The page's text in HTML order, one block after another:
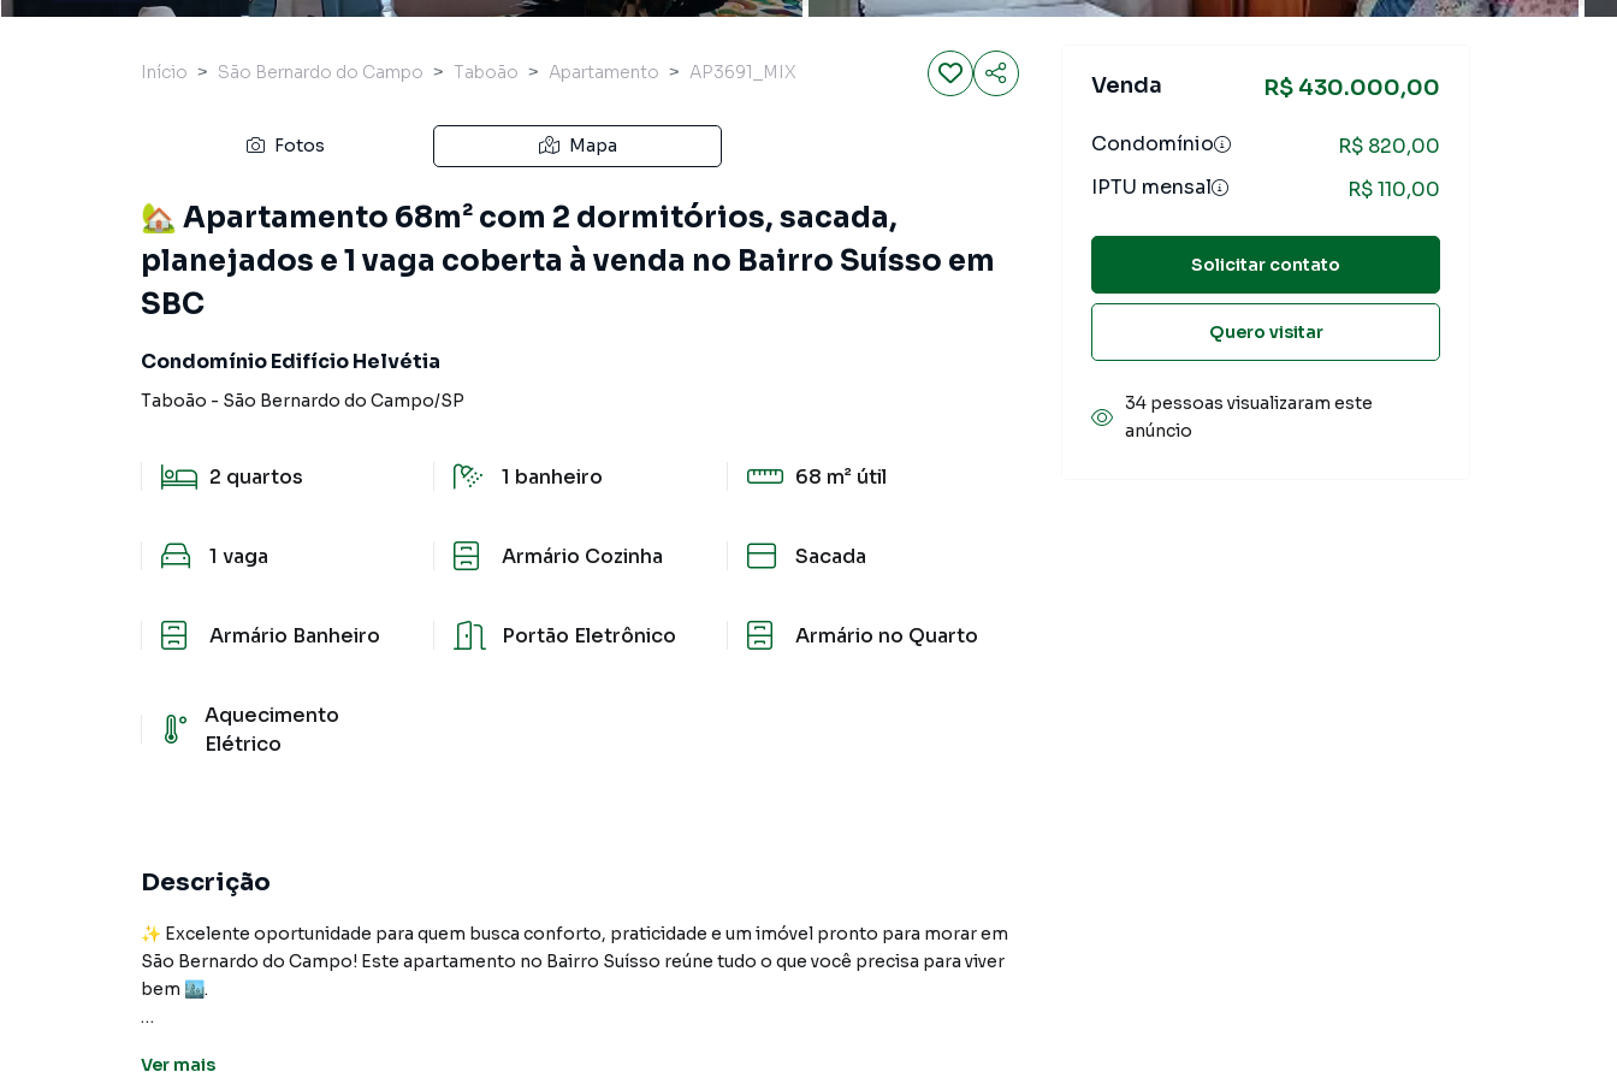
Início São Bernardo do Campo Taboão Apartamento AP3691_MIX
Fotos Mapa
🏡 Apartamento 68m² com 2 dormitórios, sacada,
planejados e 1 vaga coberta à venda no Bairro Suísso em
SBC
Condomínio Edifício Helvétia
Taboão - São Bernardo do Campo/SP
2 quartos 1 banheiro 68 m² útil
1 vaga Armário Cozinha Sacada
Armário Banheiro Portão Eletrônico Armário no Quarto
Aquecimento
Elétrico
Descrição
✨ Excelente oportunidade para quem busca conforto, praticidade e um imóvel pronto para morar em
São Bernardo do Campo! Este apartamento no Bairro Suísso reúne tudo o que você precisa para viver
bem 🏙️.
aconchegante com acesso à sacada 🌿, proporcionando ótima ventilação e iluminação natural.
Ver mais
Venda R$ 430.000,00
Condomínio
R$ 820,00
IPTU mensal
R$ 110,00
Solicitar contato
Quero visitar
34 pessoas visualizaram este
anúncio